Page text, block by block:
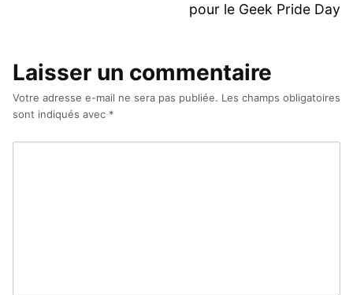
pour le Geek Pride Day
Laisser un commentaire
Votre adresse e-mail ne sera pas publiée. Les champs obligatoires
sont indiqués avec *